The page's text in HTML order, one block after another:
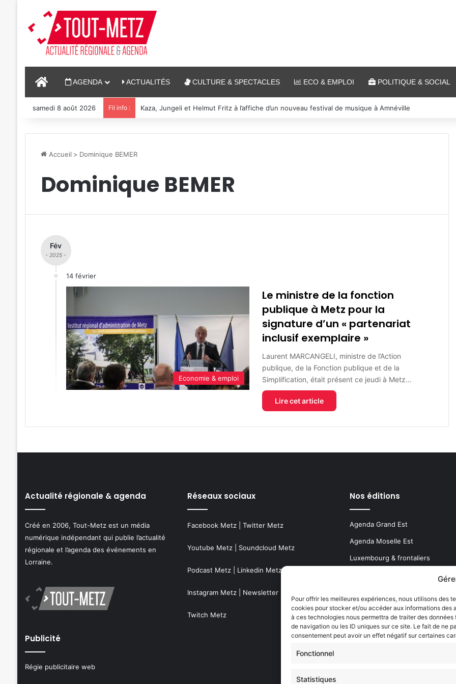
Pour offrir les meilleures expériences, nous utilisons des
cookies pour stocker et/ou accéder aux informations des
à ces technologies nous permettra de traiter des
de navigation ou les ID uniques sur ce site. Le fait de ne
consentement peut avoir un effet négatif sur certaines
Fonctionnel
Statistiques
ACCUEILAGENDA ACTUALITÉS CULTURE & SPECTACLES ECO & EMPLOI POLITIQUE & SOCIAL
samedi 8 août 2026 Fil info : Kaza, Jungeli et Helmut Fritz à l’affiche d’un nouveau festival de musique à Amnéville
Accueil > Dominique BEMER
Dominique BEMER
Fév
- 2025 -
14 février
Economie & emploi
Le ministre de la fonction
publique à Metz pour la
signature d’un « partenariat
inclusif exemplaire »
Laurent MARCANGELI, ministre de l’Action
publique, de la Fonction publique et de la
Simplification, était présent ce jeudi à Metz…
Lire cet article
Actualité régionale & agenda
Créé en 2006, Tout-Metz est un média
numérique indépendant qui publie l’actualité
régionale et l’agenda des événements en
Lorraine.
Publicité
Régie publicitaire web
Réseaux sociaux
Facebook Metz| Twitter Metz
Youtube Metz| Soundcloud Metz
Podcast Metz| Linkedin Metz
Instagram Metz| Newsletter Metz
Twitch Metz
Nos éditions
Agenda Grand Est
Agenda Moselle Est
Luxembourg & frontaliers
Thionville & Moselle Nord
Dossiers à la Une